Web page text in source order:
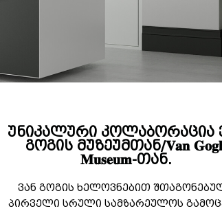
უნიკალური კოლაბორაცია
გოგის მუზეუმთან/𝐕𝐚𝐧
𝐌𝐮𝐬𝐞𝐮𝐦-თან.
ვან გოგის ხელოვნებით
პირველი სრული სამზარეულოს